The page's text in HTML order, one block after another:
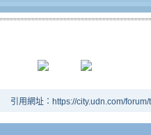
引用網址：https://city.udn.com/